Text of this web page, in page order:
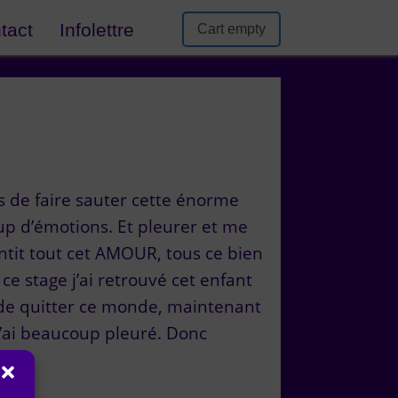
Infolettre Cart empty
de faire sauter cette énorme
d’émotions. Et pleurer et me
tout cet AMOUR, tous ce bien
stage j’ai retrouvé cet enfant
quitter ce monde, maintenant
beaucoup pleuré. Donc